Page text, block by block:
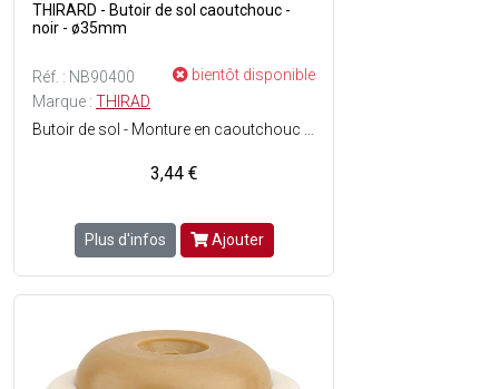
THIRARD - Butoir de sol caoutchouc -
noir - ø35mm
Réf. : NB90400
bientôt disponible
Marque : THIRAD
3,44 €
Plus d'infos Ajouter